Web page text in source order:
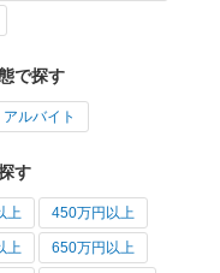
で探す
ルバイト
す
上 450万円以上
上 650万円以上